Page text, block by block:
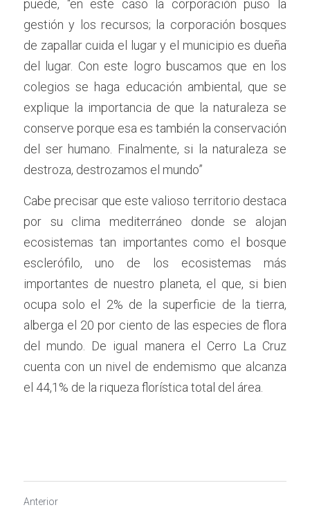
puede, “en este caso la corporación puso la
gestión y los recursos; la corporación bosques
de zapallar cuida el lugar y el municipio es dueña
del lugar. Con este logro buscamos que en los
colegios se haga educación ambiental, que se
explique la importancia de que la naturaleza se
conserve porque esa es también la conservación
del ser humano. Finalmente, si la naturaleza se
destroza, destrozamos el mundo”
Cabe precisar que este valioso territorio destaca
por su clima mediterráneo donde se alojan
ecosistemas tan importantes como el bosque
esclerófilo, uno de los ecosistemas más
importantes de nuestro planeta, el que, si bien
ocupa solo el 2% de la superficie de la tierra,
alberga el 20 por ciento de las especies de flora
del mundo. De igual manera el Cerro La Cruz
cuenta con un nivel de endemismo que alcanza
el 44,1% de la riqueza florística total del área.
Anterior